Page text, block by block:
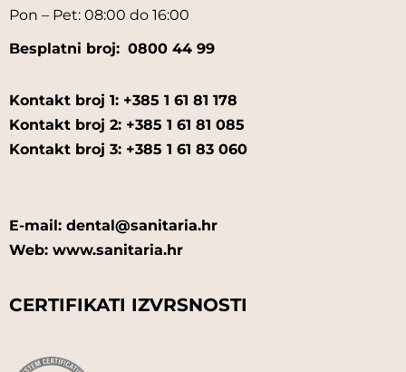
Pon – Pet: 08:00 do 16:00
Besplatni broj: 0800 44 99
Kontakt broj 1: +385 1 61 81 178
Kontakt broj 2: +385 1 61 81 085
Kontakt broj 3: +385 1 61 83 060
E-mail: dental@sanitaria.hr
Web: www.sanitaria.hr
CERTIFIKATI IZVRSNOSTI